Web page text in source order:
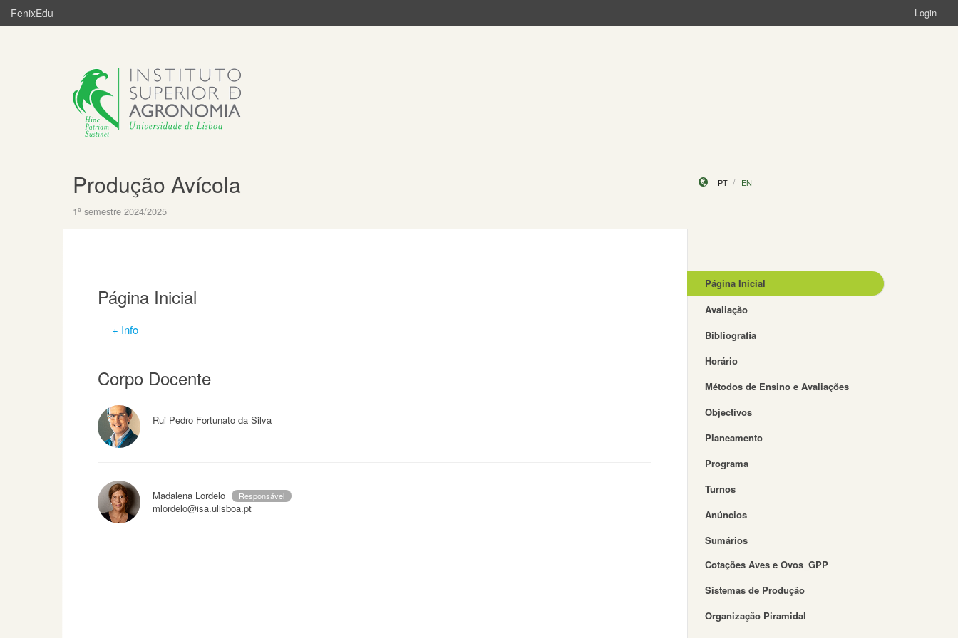
FenixEdu Login
Produção Avícola
1º semestre 2024/2025
PT EN
Página Inicial
+ Info
Corpo Docente
Rui Pedro Fortunato da Silva
Madalena Lordelo Responsável
mlordelo@isa.ulisboa.pt
Página Inicial
Avaliação
Bibliografia
Horário
Métodos de Ensino e Avaliações
Objectivos
Planeamento
Programa
Turnos
Anúncios
Sumários
Cotações Aves e Ovos_GPP
Sistemas de Produção
Organização Piramidal